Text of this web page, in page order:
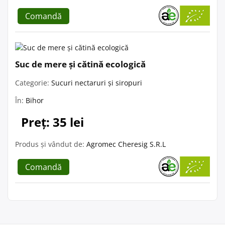
Comandă
Suc de mere și cătină ecologică
Categorie: Sucuri nectaruri și siropuri
În: Bihor
Preț: 35 lei
Produs și vândut de: Agromec Cheresig S.R.L
Comandă